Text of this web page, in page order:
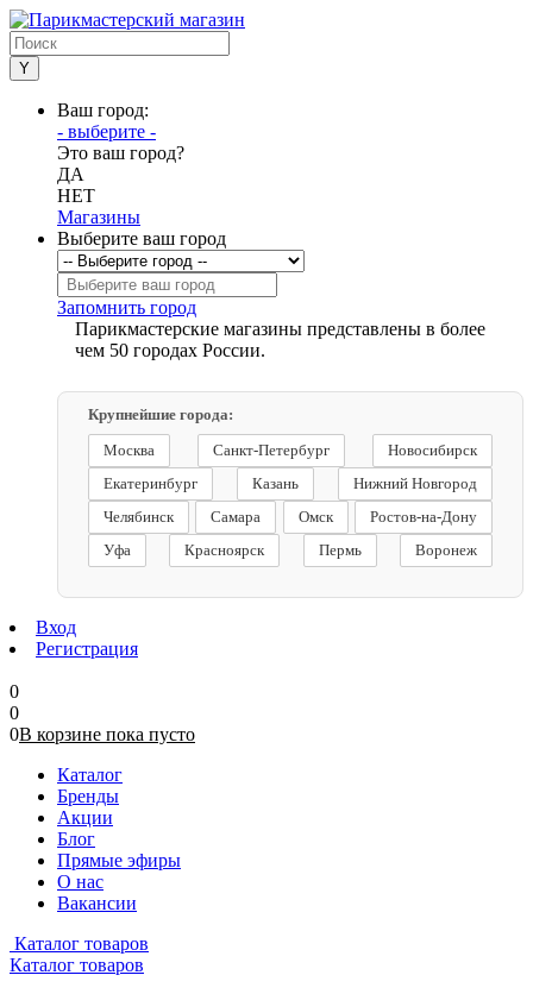
Ваш город:
- выберите -
Это ваш город?
ДА
НЕТ
Магазины
Выберите ваш город
Запомнить город
Парикмастерские магазины представлены в более
чем 50 городах России.
Крупнейшие города:
Москва
Санкт-Петербург
Новосибирск
Екатеринбург
Казань
Нижний Новгород
Челябинск
Самара Омск
Ростов-на-Дону
Уфа
Красноярск Пермь Воронеж
Вход
Регистрация
0
0
0В корзине пока пусто
Каталог
Бренды
Акции
Блог
Прямые эфиры
О нас
Вакансии
Каталог товаров
Каталог товаров